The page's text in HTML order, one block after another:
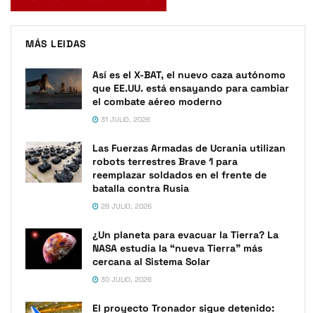
MÁS LEIDAS
Así es el X-BAT, el nuevo caza autónomo
que EE.UU. está ensayando para cambiar
el combate aéreo moderno
31 JULIO, 2026
Las Fuerzas Armadas de Ucrania utilizan
robots terrestres Brave 1 para
reemplazar soldados en el frente de
batalla contra Rusia
28 JULIO, 2026
¿Un planeta para evacuar la Tierra? La
NASA estudia la “nueva Tierra” más
cercana al Sistema Solar
30 JULIO, 2026
El proyecto Tronador sigue detenido: